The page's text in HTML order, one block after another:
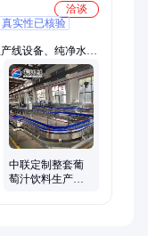
洽谈
真实性已核验
线设备、纯净水生
中联定制整套葡
萄汁饮料生产设